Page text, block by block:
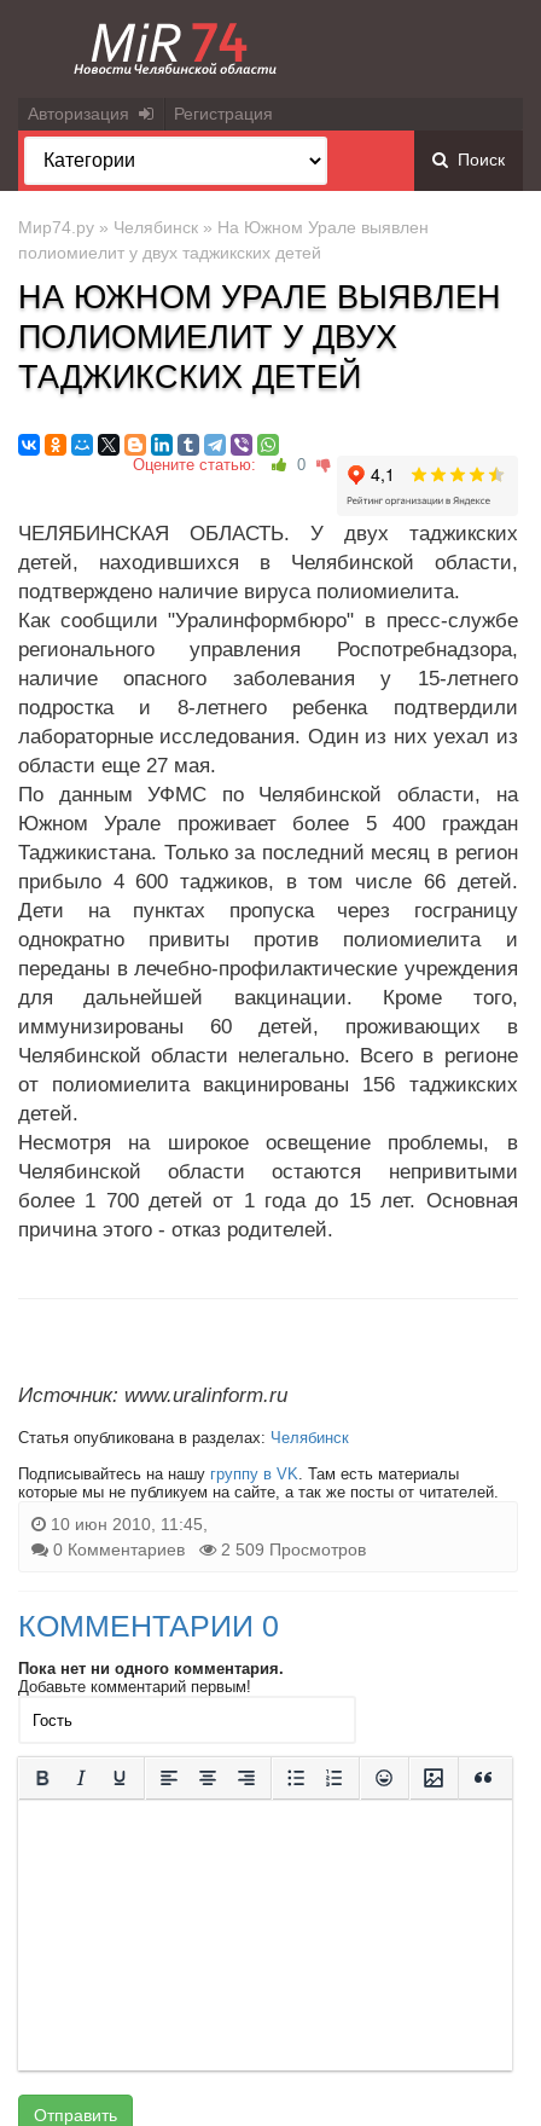
Авторизация Регистрация
Поиск
Мир74.ру » Челябинск » На Южном Урале выявлен
полиомиелит у двух таджикских детей
НА ЮЖНОМ УРАЛЕ ВЫЯВЛЕН
ПОЛИОМИЕЛИТ У ДВУХ
ТАДЖИКСКИХ ДЕТЕЙ
Оцените статью: 0
ЧЕЛЯБИНСКАЯ ОБЛАСТЬ. У двух таджикских
детей, находившихся в Челябинской области,
подтверждено наличие вируса полиомиелита.
Как сообщили "Уралинформбюро" в пресс-службе
регионального управления Роспотребнадзора,
наличие опасного заболевания у 15-летнего
подростка и 8-летнего ребенка подтвердили
лабораторные исследования. Один из них уехал из
области еще 27 мая.
По данным УФМС по Челябинской области, на
Южном Урале проживает более 5 400 граждан
Таджикистана. Только за последний месяц в регион
прибыло 4 600 таджиков, в том числе 66 детей.
Дети на пунктах пропуска через госграницу
однократно привиты против полиомиелита и
переданы в лечебно-профилактические учреждения
для дальнейшей вакцинации. Кроме того,
иммунизированы 60 детей, проживающих в
Челябинской области нелегально. Всего в регионе
от полиомиелита вакцинированы 156 таджикских
детей.
Несмотря на широкое освещение проблемы, в
Челябинской области остаются непривитыми
более 1 700 детей от 1 года до 15 лет. Основная
причина этого - отказ родителей.
Источник: www.uralinform.ru
Статья опубликована в разделах: Челябинск
Подписывайтесь на нашу группу в VK. Там есть материалы
которые мы не публикуем на сайте, а так же посты от читателей.
10 июн 2010, 11:45,
0 Комментариев
2 509 Просмотров
КОММЕНТАРИИ 0
Пока нет ни одного комментария.
Добавьте комментарий первым!
Отправить